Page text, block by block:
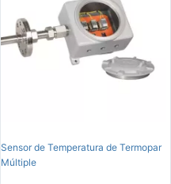
Sensor de Temperatura de Termopar
Múltiple